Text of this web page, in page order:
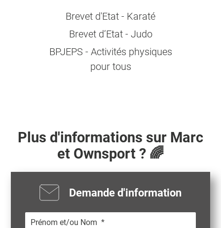
Brevet d'Etat - Karaté
Brevet d’Etat - Judo
BPJEPS - Activités physiques
pour tous
Plus d'informations sur Marc
et Ownsport ? 🌈
Demande d'information